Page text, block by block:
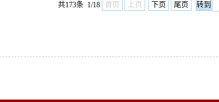
共173条 1/18 首页 上页 下页 尾页